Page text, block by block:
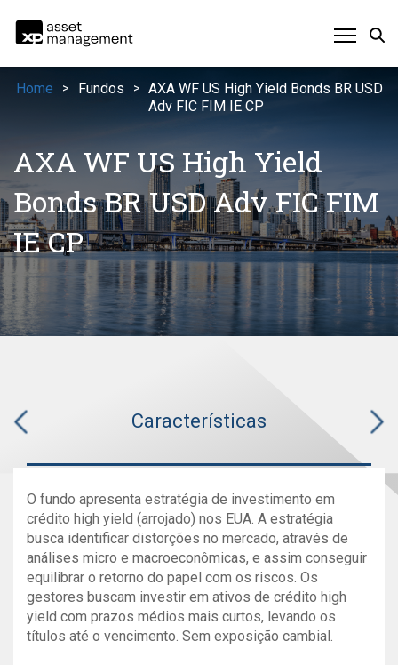
AXA WF US High Yield
Bonds BR USD Adv FIC FIM
IE CP
Home > Fundos >
AXA WF US High Yield Bonds BR USD
Adv FIC FIM IE CP
Características
O fundo apresenta estratégia de investimento em
crédito high yield (arrojado) nos EUA. A estratégia
busca identificar distorções no mercado, através de
análises micro e macroeconômicas, e assim conseguir
equilibrar o retorno do papel com os riscos. Os
gestores buscam investir em ativos de crédito high
yield com prazos médios mais curtos, levando os
títulos até o vencimento. Sem exposição cambial.